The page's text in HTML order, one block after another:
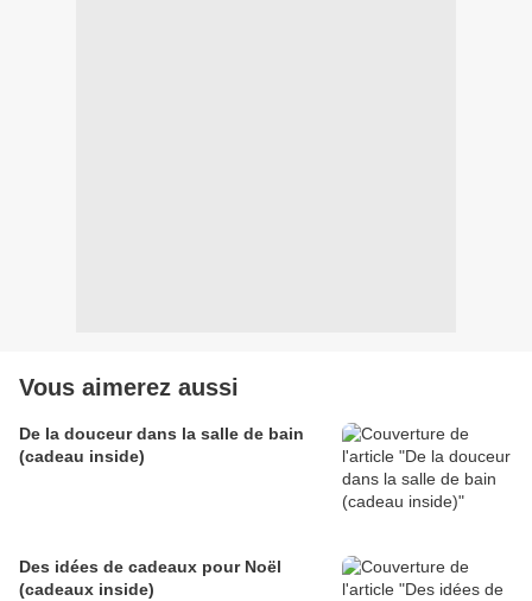
Vous aimerez aussi
De la douceur dans la salle de bain
(cadeau inside)
Des idées de cadeaux pour Noël
(cadeaux inside)